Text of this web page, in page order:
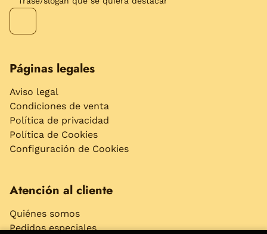
Páginas legales
Aviso legal
Condiciones de venta
Política de privacidad
Política de Cookies
Configuración de Cookies
Atención al cliente
Quiénes somos
Pedidos especiales